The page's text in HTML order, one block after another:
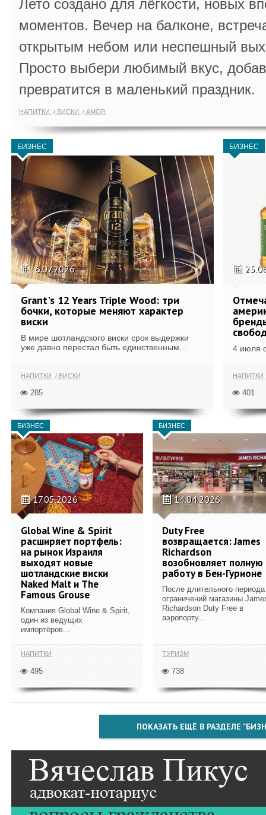
Лето создано для лёгкости, новых
моментов. Вечер на балконе,
открытым небом или неспешный
Просто выбери любимый вкус,
превратится в маленький праздник.
НАПИТКИ ВИСКИ AMOR
БИЗНЕС
6.07.2026
Grant's 12 Years Triple Wood: три
бочки, которые меняют характер
виски
В мире шотландского виски срок выдержки
уже давно перестал быть единственным...
НАПИТКИ ВИСКИ
285
БИЗНЕС
4 июля
НАПИТКИ
401
БИЗНЕС
17.05.2026
Global Wine & Spirit
расширяет портфель:
на рынок Израиля
выходят новые
шотландские виски
Naked Malt и The
Famous Grouse
Компания Global Wine & Spirit,
один из ведущих
импортёров...
НАПИТКИ
495
БИЗНЕС
14.04.2026
Duty Free
возвращается: James
Richardson
возобновляет полную
работу в Бен-Гурионе
После длительного периода
ограничений магазины
Richardson Duty Free в
аэропорту...
ТУРИЗМ
738
ПОКАЗАТЬ ЕЩЁ В РАЗДЕЛЕ